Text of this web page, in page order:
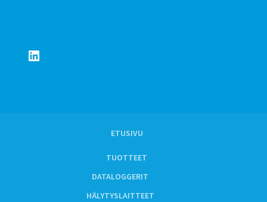
LinkedIn
ETUSIVU
TUOTTEET
DATALOGGERIT
HÄLYTYSLAITTEET